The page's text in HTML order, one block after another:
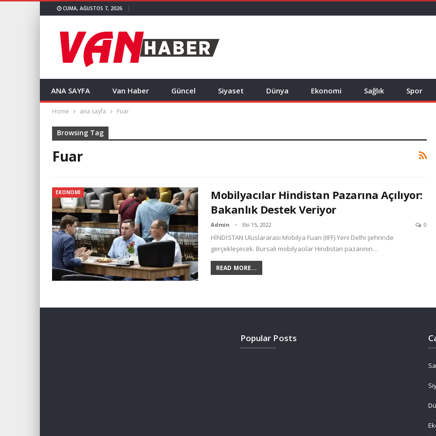
CUMA, AĞUSTOS 7, 2026
ANA SAYFA Van Haber Güncel Siyaset Dünya Ekonomi Sağlık Spor
Home ana sayfa Fuar
Browsing Tag
Fuar
EKONOMI
Mobilyacılar Hindistan Pazarına Açılıyor:
Bakanlık Destek Veriyor
Admin Eki 15, 2022 0
HİNDİSTAN Uluslararası Mobilya Fuarı (IIFF) Yeni Delhi şehrinde
gerçekleşecek. Bursalı mobilyacılar Hindistan pazarının…
READ MORE...
Popular Posts